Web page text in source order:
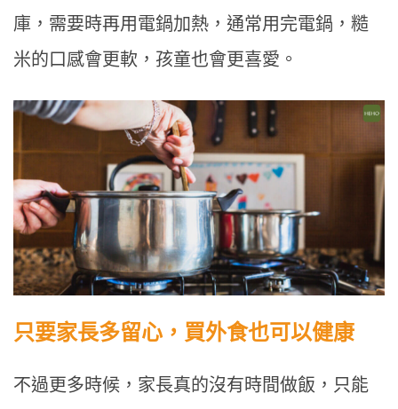
庫，需要時再用電鍋加熱，通常用完電鍋，糙
米的口感會更軟，孩童也會更喜愛。
只要家長多留心，買外食也可以健康
不過更多時候，家長真的沒有時間做飯，只能